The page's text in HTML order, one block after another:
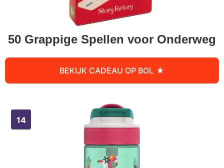
50 Grappige Spellen voor Onderweg
BEKIJK CADEAU OP BOL